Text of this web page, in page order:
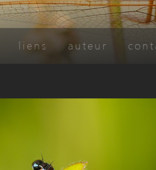
liens auteur